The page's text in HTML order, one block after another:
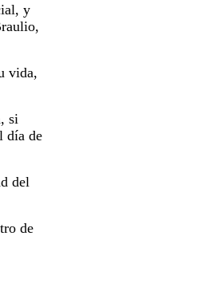
y
vida,
si
día de
del
de